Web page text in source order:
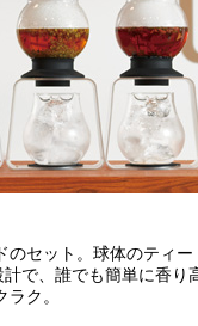
セット。球体のティ
で、誰でも簡単に香り
ク。